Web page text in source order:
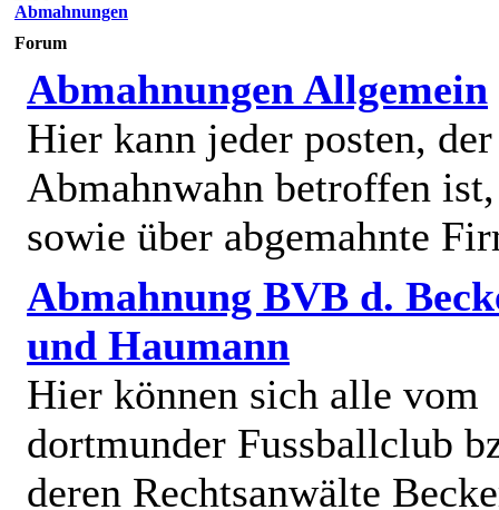
Abmahnungen
Forum
Abmahnungen Allgemein
Hier kann jeder posten,
Abmahnwahn betroffen ist,
sowie über abgemahnte
Abmahnung BVB d.
und Haumann
Hier können sich alle vom
dortmunder Fussballclub
deren Rechtsanwälte